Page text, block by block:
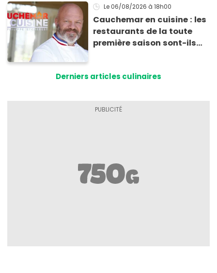
ne fondent !
Le 06/08/2026 à 18h00
Cauchemar en cuisine : les
restaurants de la toute
première saison sont-ils
Derniers articles culinaires